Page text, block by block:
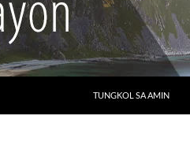
TUNGKOL SA AMIN